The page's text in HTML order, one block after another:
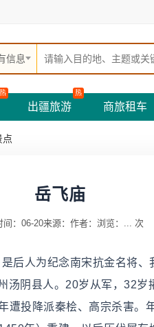
信息
热
出疆旅游
热
商旅租车
点
岳飞庙
间：06-20来源： 作者： 浏览： ... 次
后人为纪念南宋抗金名将
汤阴县人。20岁从军，32岁
遭投降派秦桧、高宗杀害。